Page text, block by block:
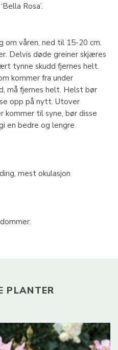
Rosa’.
om våren, ned til 15-20 cm.
Delvis døde greiner skjæres
tynne skudd fjernes helt.
kommer fra under
må fjernes helt. Helst bør
opp på nytt. Utover
kommer til syne, bør disse
en bedre og lengre
mest okulasjon
PLANTER